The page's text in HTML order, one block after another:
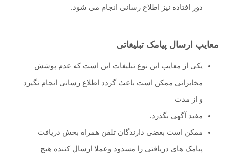
دور افتاده نیز اطلاع رسانی انجام می شود.
معایپ ارسال پیامک تبلیغاتی
یکی از معایب این نوع تبلیغات این است که عدم پوشش
مخابراتی ممکن است باعث گردد اطلاع رسانی انجام نگیرد
و از مدت
مفید آگهی بگذرد.
ممکن است بعضی دارندگان تلفن همراه بخش دریافت
پیامک های دریافتی را مسدود وعملا ارسال کننده هیچ